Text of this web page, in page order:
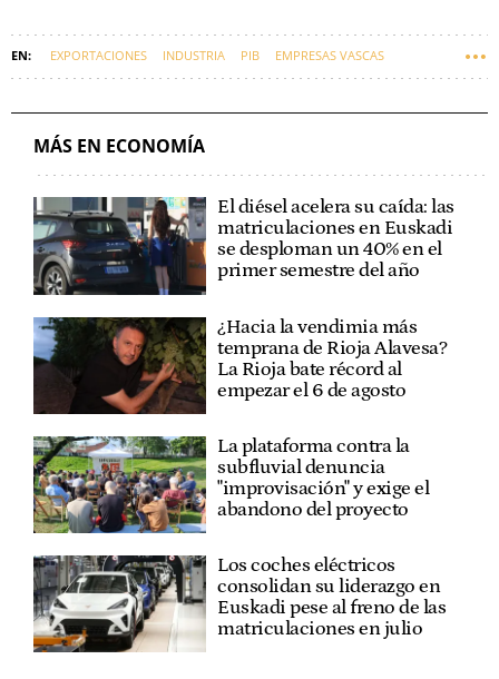
EXPORTACIONES INDUSTRIA PIB EMPRESAS VASCAS
MÁS EN ECONOMÍA
El diésel acelera su caída: las
matriculaciones en Euskadi
se desploman un 40% en el
primer semestre del año
¿Hacia la vendimia más
temprana de Rioja Alavesa?
La Rioja bate récord al
empezar el 6 de agosto
La plataforma contra la
subfluvial denuncia
"improvisación" y exige el
abandono del proyecto
Los coches eléctricos
consolidan su liderazgo en
Euskadi pese al freno de las
matriculaciones en julio